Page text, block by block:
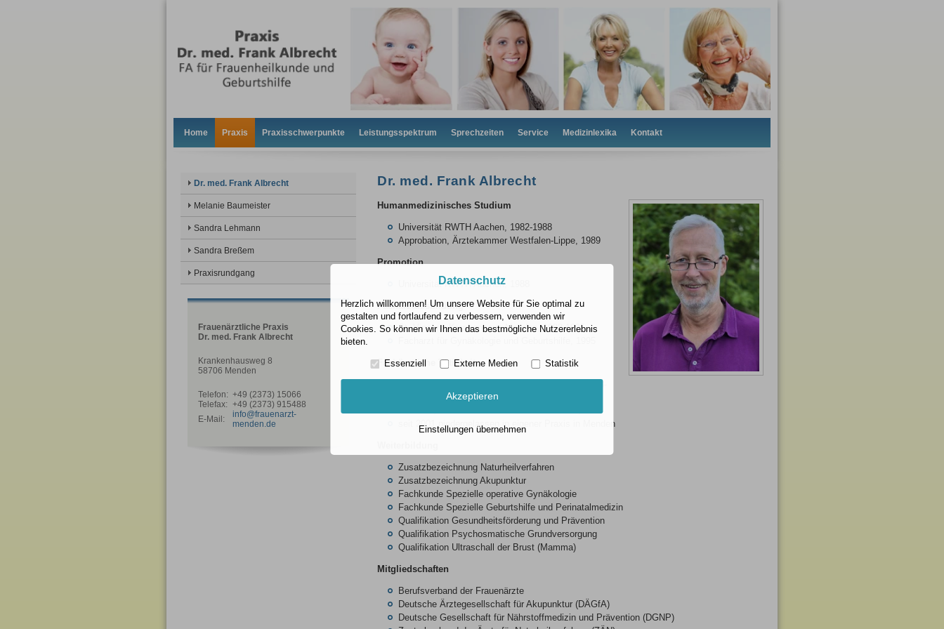
Home Praxis Praxisschwerpunkte Leistungsspektrum Sprechzeiten Service Medizinlexika Kontakt
Dr. med. Frank Albrecht
Melanie Baumeister
Sandra Lehmann
Sandra Breßem
Praxisrundgang
Frauenärztliche Praxis
Dr. med. Frank Albrecht
Krankenhausweg 8
58706 Menden
Telefon: +49 (2373) 15066
Telefax: +49 (2373) 915488
E-Mail:
info@frauenarzt-
menden.de
Dr. med. Frank Albrecht
Humanmedizinisches Studium
Universität RWTH Aachen, 1982-1988
Approbation, Ärztekammer Westfalen-Lippe, 1989
Promotion
Universität RWTH Aachen, 1988
Facharztausbildung
St. Vincenz-Krankenhaus Menden, 1988-1995
Fachärztliche Tätigkeit
Oberarzt, St. Vincenz-Krankenhaus Menden, 1995
seit 2001 niedergelassen in eigener Praxis in Menden
Zusatzbezeichnung Naturheilverfahren
Zusatzbezeichnung Akupunktur
Fachkunde Spezielle operative Gynäkologie
Fachkunde Spezielle Geburtshilfe und Perinatalmedizin
Qualifikation Gesundheitsförderung und Prävention
Qualifikation Psychosmatische Grundversorgung
Qualifikation Ultraschall der Brust (Mamma)
Mitgliedschaften
Berufsverband der Frauenärzte
Deutsche Ärztegesellschaft für Akupunktur (DÄGfA)
Deutsche Gesellschaft für Nährstoffmedizin und Prävention (DGNP)
Datenschutz
Herzlich willkommen! Um unsere Website für Sie optimal zu
gestalten und fortlaufend zu verbessern, verwenden wir
Cookies. So können wir Ihnen das bestmögliche Nutzererlebnis
bieten.
Essenziell Externe Medien Statistik
Akzeptieren
Einstellungen übernehmen